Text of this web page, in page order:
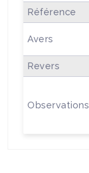
Référence
Avers
Revers
Observations